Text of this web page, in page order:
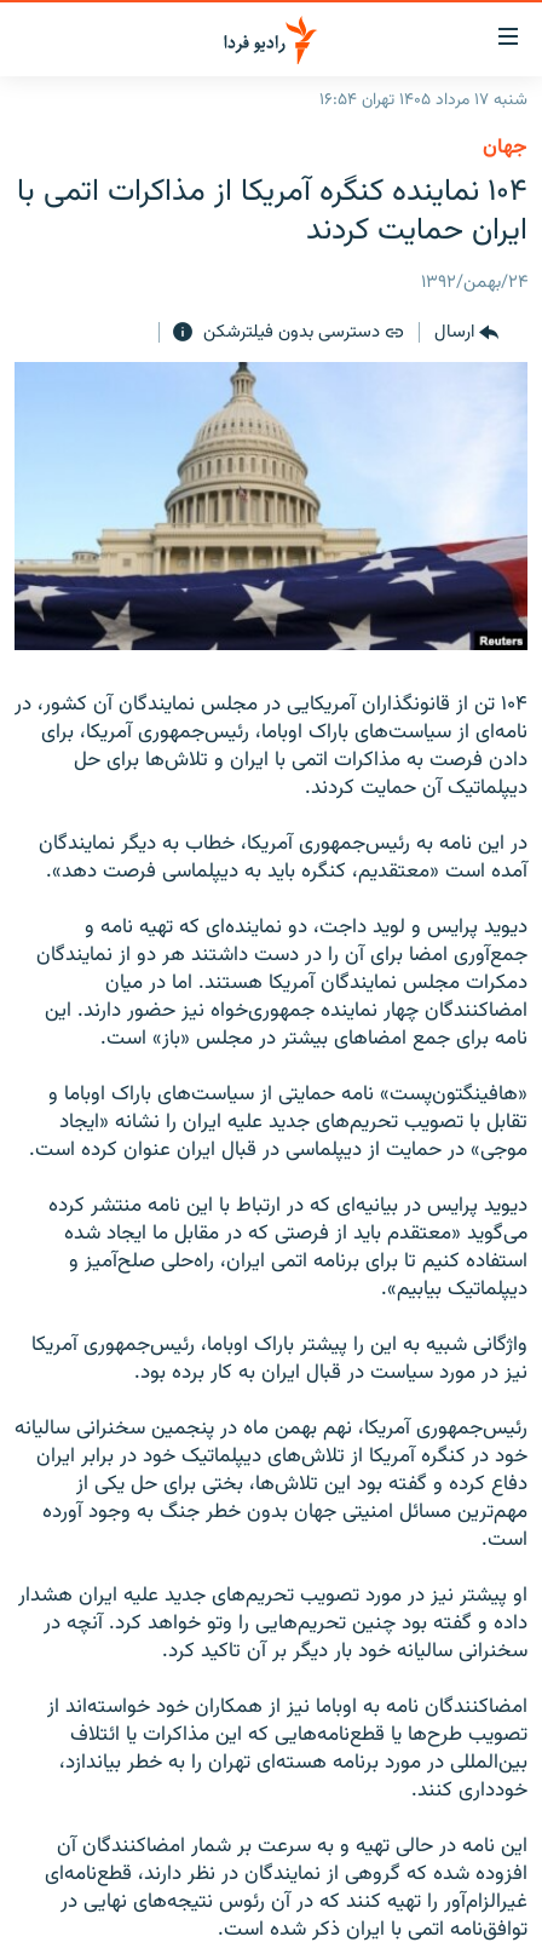
لینک‌های
قابلیت
دسترسی
بازگشت
منوی
اصلی
رفتن
صفحه
جستجو
ایران
جهان
برنامه‌های رادیویی
پادکست
چندرسانه‌ای
شنبه ۱۷ مرداد ۱۴۰۵ تهران ۱۶:۵۴
جهان
۱۰۴ نماینده کنگره آمریکا از مذاکرات اتمی با
ایران حمایت کردند
۲۴/بهمن/۱۳۹۲
ارسال
دسترسی بدون فیلترشکن
۱۰۴ تن از قانونگذاران آمریکایی در مجلس نمایندگان آن کشور، در
نامه‌ای از سیاست‌های باراک اوباما، رئیس‌جمهوری آمریکا، برای
دادن فرصت به مذاکرات اتمی با ایران و تلاش‌ها برای حل
دیپلماتیک آن حمایت کردند.
در این نامه به رئیس‌جمهوری آمریکا، خطاب به دیگر نمایندگان
آمده است «معتقدیم، کنگره باید به دیپلماسی فرصت دهد».
دیوید پرایس و لوید داجت، دو نماینده‌ای که تهیه نامه و
جمع‌آوری امضا برای آن را در دست داشتند هر دو از نمایندگان
دمکرات مجلس نمایندگان آمریکا هستند. اما در میان
امضاکنندگان چهار نماینده جمهوری‌خواه نیز حضور دارند. این
نامه برای جمع امضاهای بیشتر در مجلس «باز» است.
«هافینگتون‌پست» نامه حمایتی از سیاست‌های باراک اوباما و
تقابل با تصویب تحریم‌های جدید علیه ایران را نشانه «ایجاد
موجی» در حمایت از دیپلماسی در قبال ایران عنوان کرده است.
دیوید پرایس در بیانیه‌ای که در ارتباط با این نامه منتشر کرده
می‌گوید «معتقدم باید از فرصتی که در مقابل ما ایجاد شده
استفاده کنیم تا برای برنامه اتمی ایران، راه‌حلی صلح‌آمیز و
دیپلماتیک بیابیم».
واژگانی شبیه به این را پیشتر باراک اوباما، رئیس‌جمهوری آمریکا
نیز در مورد سیاست در قبال ایران به کار برده بود.
رئیس‌جمهوری آمریکا، نهم بهمن ماه در پنجمین سخنرانی سالیانه
خود در کنگره آمریکا از تلاش‌های دیپلماتیک خود در برابر ایران
دفاع کرده و گفته بود این تلاش‌ها، بختی برای حل یکی از
مهم‌ترین مسائل امنیتی جهان بدون خطر جنگ به وجود آورده
است.
او پیشتر نیز در مورد تصویب تحریم‌های جدید علیه ایران هشدار
داده و گفته بود چنین تحریم‌هایی را وتو خواهد کرد. آنچه در
سخنرانی سالیانه خود بار دیگر بر آن تاکید کرد.
امضاکنندگان نامه به اوباما نیز از همکاران خود خواسته‌اند از
تصویب طرح‌ها یا قطع‌نامه‌هایی که این مذاکرات یا ائتلاف
بین‌المللی در مورد برنامه هسته‌ای تهران را به خطر بیاندازد،
خودداری کنند.
این نامه در حالی تهیه و به سرعت بر شمار امضاکنندگان آن
افزوده شده که گروهی از نمایندگان در نظر دارند، قطع‌نامه‌ای
غیرالزام‌آور را تهیه کنند که در آن رئوس نتیجه‌های نهایی در
توافق‌نامه اتمی با ایران ذکر شده است.